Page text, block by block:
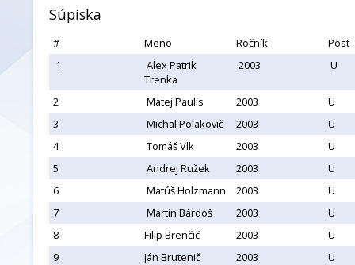
Súpiska
# Meno Ročník
Post
1
Alex Patrik
Trenka
2003 U
2 Matej Paulis 2003
U
3
Michal Polakovič 2003
U
4
Tomáš Vlk 2003
U
5
Andrej Ružek 2003
U
6
Matúš Holzmann 2003
U
7
Martin Bárdoš 2003
U
8
Filip Brenčič 2003
U
9
Ján Brutenič 2003
U